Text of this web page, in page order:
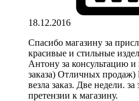
18.12.2016
Спасибо магазину за
красивые и стильные
Антону за консультацию
заказа) Отличных продаж)
везла заказ. Две недели.
претензии к магазину.